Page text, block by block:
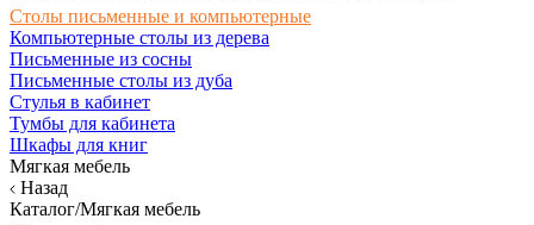
Столы письменные и компьютерные
Компьютерные столы из дерева
Письменные из сосны
Письменные столы из дуба
Стулья в кабинет
Тумбы для кабинета
Шкафы для книг
Мягкая мебель
Назад
Каталог/Мягкая мебель